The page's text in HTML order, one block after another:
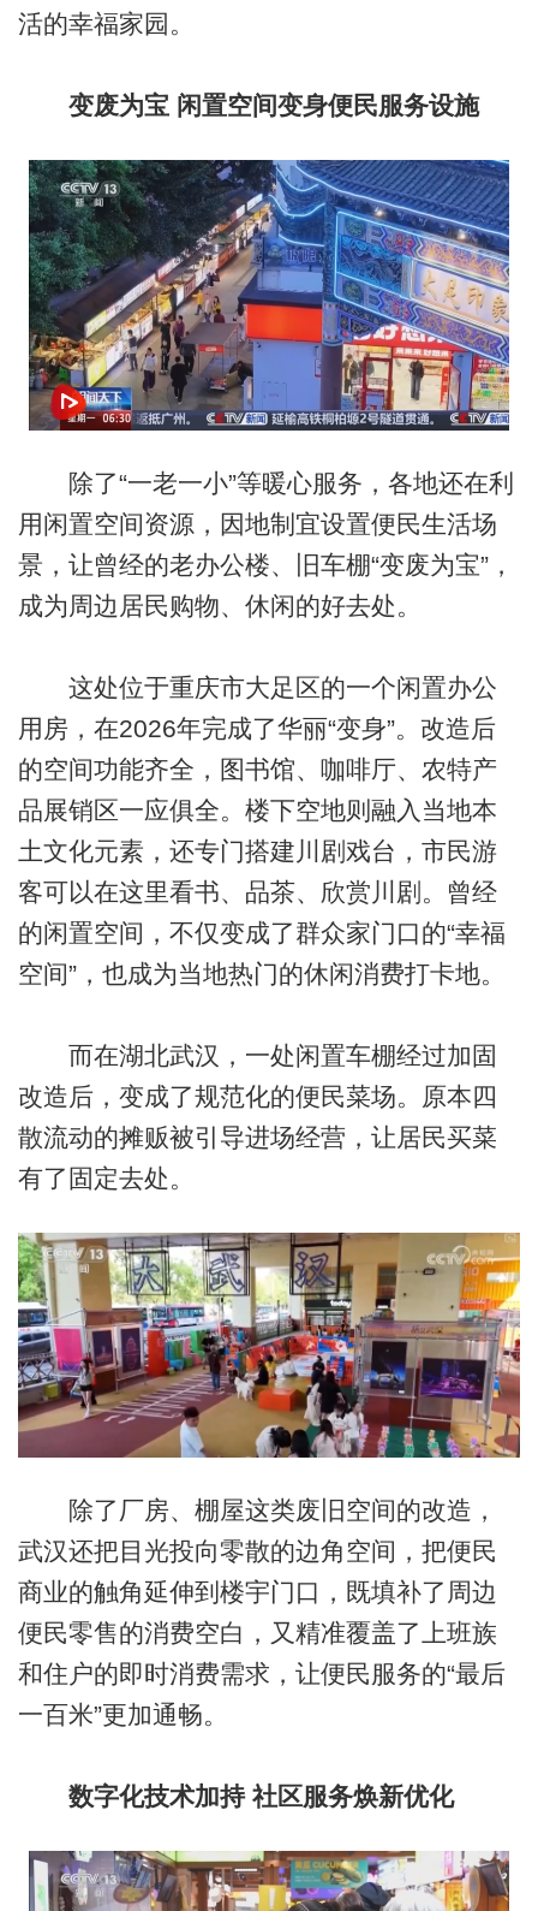
活的幸福家园。
变废为宝 闲置空间变身便民服务设施
除了“一老一小”等暖心服务，各地还在利
用闲置空间资源，因地制宜设置便民生活场
景，让曾经的老办公楼、旧车棚“变废为宝”，
成为周边居民购物、休闲的好去处。
这处位于重庆市大足区的一个闲置办公
用房，在2026年完成了华丽“变身”。改造后
的空间功能齐全，图书馆、咖啡厅、农特产
品展销区一应俱全。楼下空地则融入当地本
土文化元素，还专门搭建川剧戏台，市民游
客可以在这里看书、品茶、欣赏川剧。曾经
的闲置空间，不仅变成了群众家门口的“幸福
空间”，也成为当地热门的休闲消费打卡地。
而在湖北武汉，一处闲置车棚经过加固
改造后，变成了规范化的便民菜场。原本四
散流动的摊贩被引导进场经营，让居民买菜
有了固定去处。
除了厂房、棚屋这类废旧空间的改造，
武汉还把目光投向零散的边角空间，把便民
商业的触角延伸到楼宇门口，既填补了周边
便民零售的消费空白，又精准覆盖了上班族
和住户的即时消费需求，让便民服务的“最后
一百米”更加通畅。
数字化技术加持 社区服务焕新优化